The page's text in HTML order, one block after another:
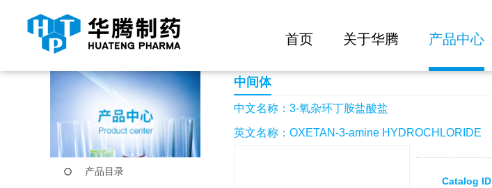
首页 关于华腾 产品中心
当前位置： 首页 产品中心 3-氧杂环丁胺盐酸盐
产品目录
中间体
中文名称：3-氧杂环丁胺盐酸盐
英文名称：OXETAN-3-amine HYDROCHLORIDE
Catalog ID